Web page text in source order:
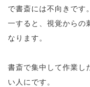
で書斎には不向きです
一すると、視覚からの
なります。
書斎で集中して作業し
い人にです。